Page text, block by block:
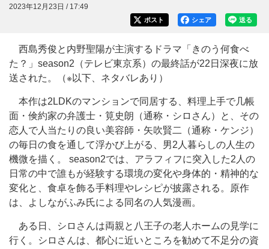
2023年12月23日 / 17:49
送る
シェア
ポスト
西島秀俊と内野聖陽が主演するドラマ「きのう何食べ
た？」season2（テレビ東京系）の最終話が22日深夜に放
送された。（※以下、ネタバレあり）
本作は2LDKのマンションで同居する、料理上手で几帳
面・倹約家の弁護士・筧史朗（通称・シロさん）と、その
恋人で人当たりの良い美容師・矢吹賢二（通称・ケンジ）
の毎日の食を通して浮かび上がる、男2人暮らしの人生の
機微を描く。 season2では、アラフィフに突入した2人の
日常の中で誰もが経験する環境の変化や身体的・精神的な
変化と、食卓を飾る手料理やレシピが披露される。原作
は、よしながふみ氏による同名の人気漫画。
ある日、シロさんは両親と八王子の老人ホームの見学に
行く。シロさんは、都心に近いところを勧めて不足分の資